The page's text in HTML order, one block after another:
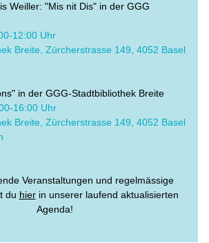
Weiller: "Mis nit Dis" in der GGG
12:00 Uhr
Breite, Zürcherstrasse 149, 4052 Basel
in der GGG-Stadtbibliothek Breite
16:00 Uhr
Breite, Zürcherstrasse 149, 4052 Basel
Veranstaltungen und regelmässige
du hier in unserer laufend aktualisierten
Agenda!